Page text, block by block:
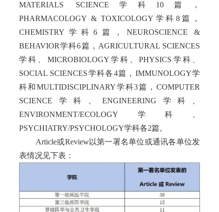
MATERIALS SCIENCE 学科 10篇，
PHARMACOLOGY & TOXICOLOGY 学科 8篇，
CHEMISTRY 学科6 篇， NEUROSCIENCE &
BEHAVIOR学科6篇， AGRICULTURAL SCIENCES
学科、 MICROBIOLOGY 学科、PHYSICS 学科、
SOCIAL SCIENCES学科各4篇， IMMUNOLOGY学
科和MULTIDISCIPLINARY学科3篇， COMPUTER
SCIENCE 学科、ENGINEERING 学科、
ENVIRONMENT/ECOLOGY 学科、
PSYCHIATRY/PSYCHOLOGY学科各2篇。
Article或Review以第一署名单位或通讯各单位发
表情况见下表：